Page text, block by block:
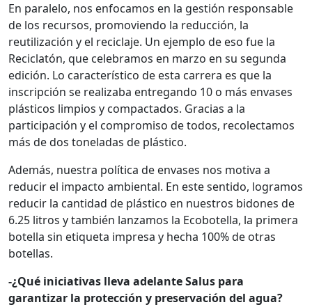
En paralelo, nos enfocamos en la gestión responsable
de los recursos, promoviendo la reducción, la
reutilización y el reciclaje. Un ejemplo de eso fue la
Reciclatón, que celebramos en marzo en su segunda
edición. Lo característico de esta carrera es que la
inscripción se realizaba entregando 10 o más envases
plásticos limpios y compactados. Gracias a la
participación y el compromiso de todos, recolectamos
más de dos toneladas de plástico.
Además, nuestra política de envases nos motiva a
reducir el impacto ambiental. En este sentido, logramos
reducir la cantidad de plástico en nuestros bidones de
6.25 litros y también lanzamos la Ecobotella, la primera
botella sin etiqueta impresa y hecha 100% de otras
botellas.
-¿Qué iniciativas lleva adelante Salus para
garantizar la protección y preservación del agua?